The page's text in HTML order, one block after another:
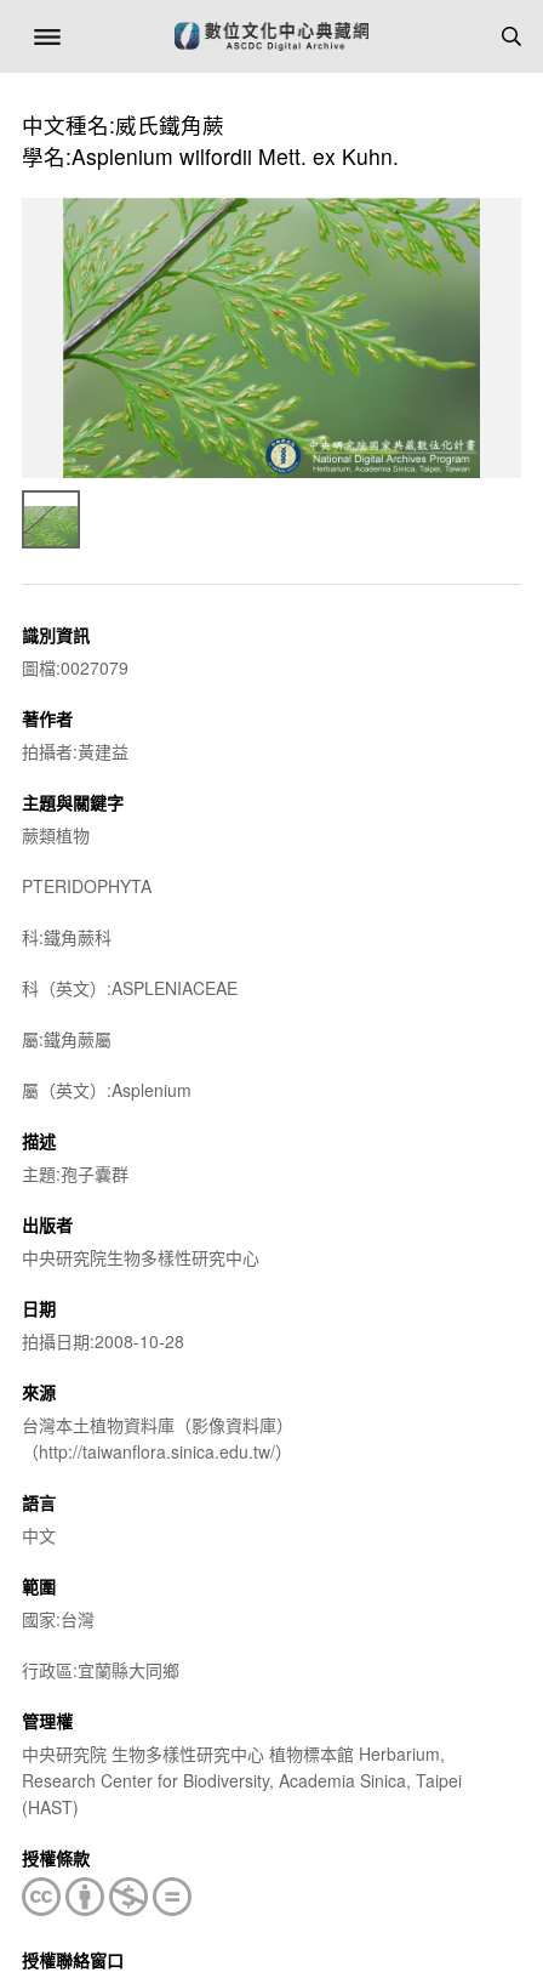
中文種名:威氏鐵角蕨
學名:Asplenium wilfordii Mett. ex Kuhn.
識別資訊
圖檔:0027079
著作者
拍攝者:黃建益
主題與關鍵字
蕨類植物
PTERIDOPHYTA
科:鐵角蕨科
科（英文）:ASPLENIACEAE
屬:鐵角蕨屬
屬（英文）:Asplenium
描述
主題:孢子囊群
出版者
中央研究院生物多樣性研究中心
日期
拍攝日期:2008-10-28
來源
台灣本土植物資料庫（影像資料庫）
（http://taiwanflora.sinica.edu.tw/）
語言
中文
範圍
國家:台灣
行政區:宜蘭縣大同鄉
管理權
中央研究院 生物多樣性研究中心 植物標本館 Herbarium,
Research Center for Biodiversity, Academia Sinica, Taipei
(HAST)
授權條款
授權聯絡窗口